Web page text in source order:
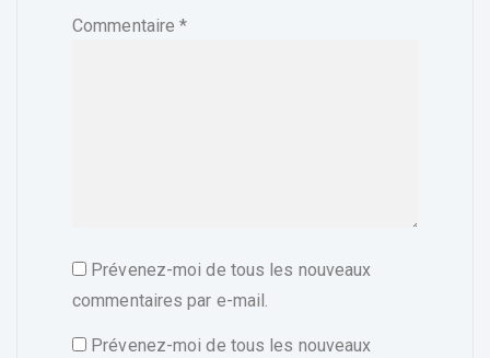
Commentaire*
Prévenez-moi de tous les nouveaux
commentaires par e-mail.
Prévenez-moi de tous les nouveaux